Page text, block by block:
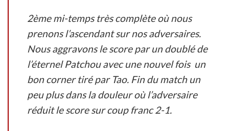
2ème mi-temps très complète où nous
prenons l’ascendant sur nos adversaires.
Nous aggravons le score par un doublé de
l’éternel Patchou avec une nouvel fois un
bon corner tiré par Tao. Fin du match un
peu plus dans la douleur où l’adversaire
réduit le score sur coup franc 2-1.